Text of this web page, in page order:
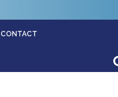
CONTACT